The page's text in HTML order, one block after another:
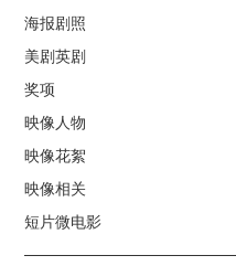
海报剧照
美剧英剧
奖项
映像人物
映像花絮
映像相关
短片微电影